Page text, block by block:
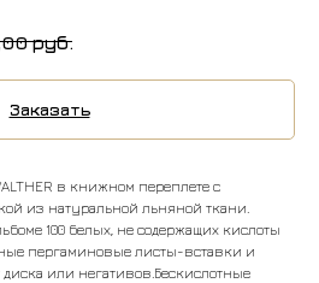
руб.
Заказать
в книжном переплете с
из натуральной льняной ткани.
100 белых, не содержащих кислоты
пергаминовые листы-вставки и
или негативов.Бескислотные